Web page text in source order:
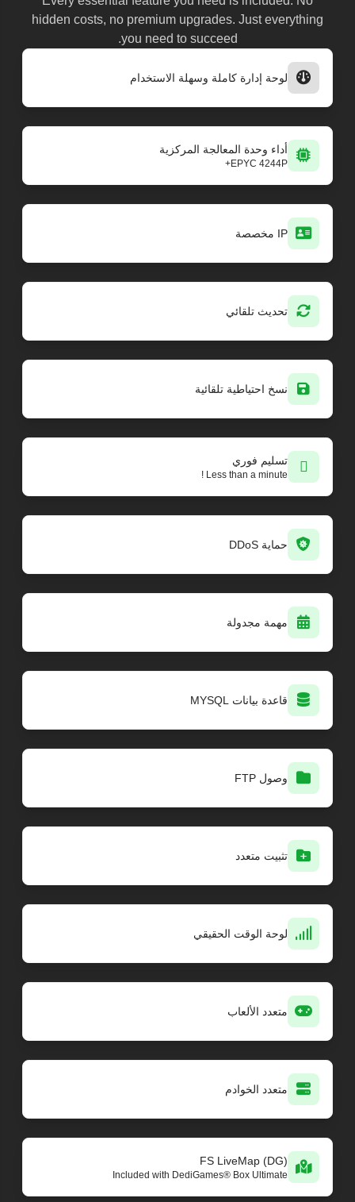
hidden costs, no premium upgrades. Just everything
you need to succeed.
لوحة إدارة كاملة وسهلة الاستخدام
أداء وحدة المعالجة المركزية
EPYC 4244P+
IP مخصصة
تحديث تلقائي
نسخ احتياطية تلقائية
تسليم فوري
Less than a minute !
حماية DDoS
مهمة مجدولة
قاعدة بيانات MYSQL
وصول FTP
تثبيت متعدد
لوحة الوقت الحقيقي
متعدد الألعاب
متعدد الخوادم
FS LiveMap (DG)
Included with DediGames® Box Ultimate